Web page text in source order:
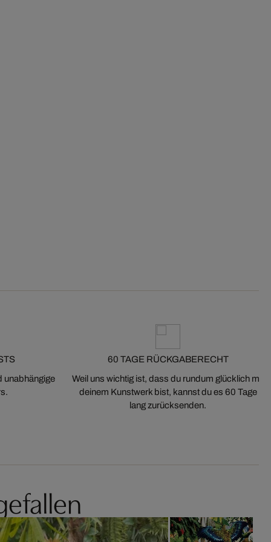
unabhängige
60 TAGE RÜCKGABERECHT
Weil uns wichtig ist, dass du rundum glücklich mit
deinem Kunstwerk bist, kannst du es 60 Tage
lang zurücksenden.